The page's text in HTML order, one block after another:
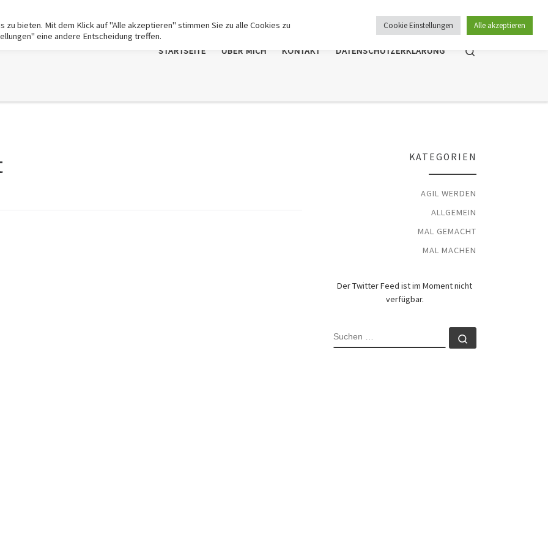
STARTSEITE ÜBER MICH KONTAKT DATENSCHUTZERKLÄRUNG
KATEGORIEN
AGIL WERDEN
ALLGEMEIN
MAL GEMACHT
MAL MACHEN
Der Twitter Feed ist im Moment nicht
verfügbar.
SUCHE
bieten. Mit dem Klick auf "Alle akzeptieren" stimmen Sie zu alle Cookies zu
eine andere Entscheidung treffen.
Cookie Einstellungen Alle akzeptieren